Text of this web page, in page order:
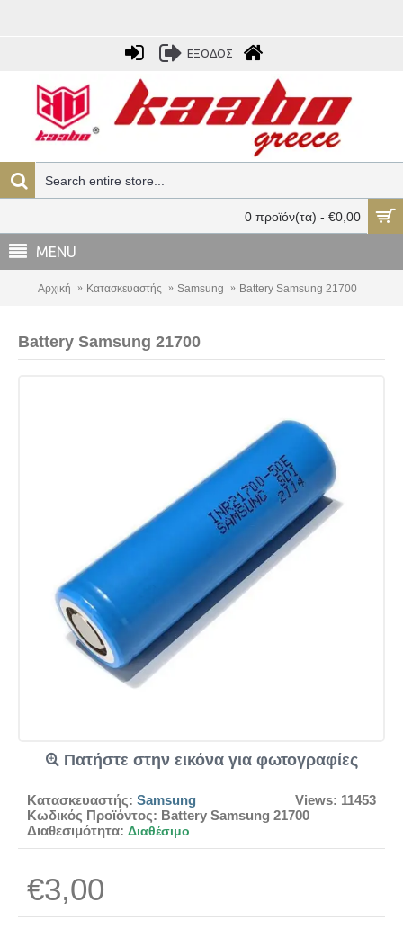
ΕΞΟΔΟΣ
0 προϊόν(τα) - €0,00
MENU
Αρχική Κατασκευαστής Samsung Battery Samsung 21700
Battery Samsung 21700
Πατήστε στην εικόνα για φωτογραφίες
Views: 11453
Κατασκευαστής: Samsung
Κωδικός Προϊόντος: Battery Samsung 21700
Διαθεσιμότητα: Διαθέσιμο
€3,00